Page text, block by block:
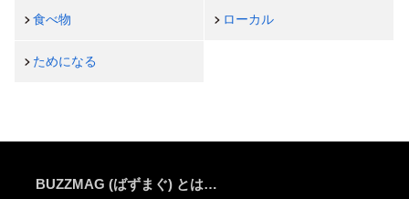
食べ物 ローカル
ためになる
BUZZMAG (ばずまぐ) とは…